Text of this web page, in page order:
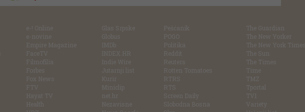
e-! Online
e-novine
Empire Magazine
FaceTV
Filmofilia
Forbes
Fox News
FTV
Hayat TV
Health
Glas Srpske
Globus
IMDb
INDEX.HR
Indie Wire
Jutarnji list
Kurir
Miniclip
net.hr
Nezavisne
Pešćanik
POGO
Politika
Reddit
Reuters
Rotten Tomatoes
RTRS
RTS
Screen Daily
Slobodna Bosna
The Guardian
The New Yorker
The New York Times
The Sun
The Times
Time
TMZ
Tportal
TV1
Variety